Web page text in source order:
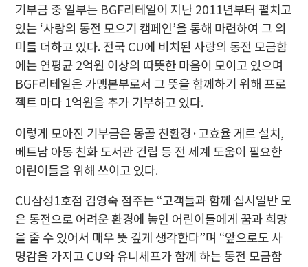
기부금 중 일부는 BGF리테일이 지난 2011년부터 펼치고
있는 ‘사랑의 동전 모으기 캠페인’을 통해 마련하여 그 의
미를 더하고 있다. 전국 CU에 비치된 사랑의 동전 모금함
에는 연평균 2억원 이상의 따뜻한 마음이 모이고 있으며
BGF리테일은 가맹본부로서 그 뜻을 함께하기 위해 프로
젝트 마다 1억원을 추가 기부하고 있다.
이렇게 모아진 기부금은 몽골 친환경·고효율 게르 설치,
베트남 아동 친화 도서관 건립 등 전 세계 도움이 필요한
어린이들을 위해 쓰이고 있다.
CU삼성1호점 김영숙 점주는 “고객들과 함께 십시일반 모
은 동전으로 어려운 환경에 놓인 어린이들에게 꿈과 희망
을 줄 수 있어서 매우 뜻 깊게 생각한다”며 “앞으로도 사
명감을 가지고 CU와 유니세프가 함께 하는 동전 모금함